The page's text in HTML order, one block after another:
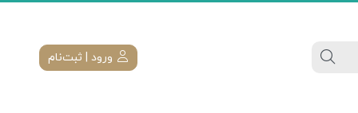
ورود | ثبت‌نام